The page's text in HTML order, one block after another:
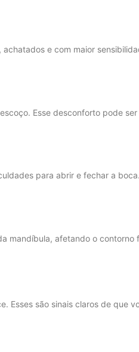
e com maior
Esse desconforto pode
para abrir e fechar a
mandíbula, afetando o contorno
Esses são sinais claros de que